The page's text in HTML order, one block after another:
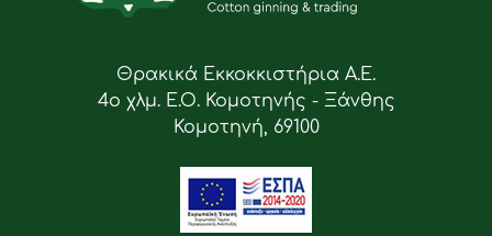
Θρακικά Εκκοκκιστήρια Α.Ε.
4ο χλμ. Ε.Ο. Κομοτηνής - Ξάνθης
Κομοτηνή, 69100